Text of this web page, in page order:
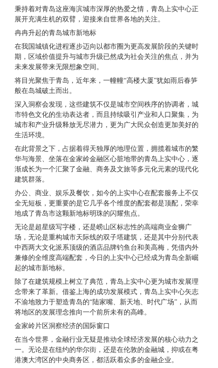
秉持着对青岛这座海滨城市深厚的热爱之情，青岛上实中心正
展开充满生机的双臂，迎接来自世界各地的关注。
冉冉升起的青岛城市新地标
在我国城镇化进程逐步迈向以都市圈为更高发展阶段的关键时
期，区域价值提升与城市升级已然成为社会关注的焦点，并为
未来发展带来无限想象空间。
将目光聚焦于青岛，近年来，一幢幢“高楼大厦”犹如雨后春笋
般在岛城破土而出。
深入洞察会发现，这些建筑不仅是城市空间秩序的协调者，城
市特色文化的生动表达者，而且持续吸引产业和人口聚集，为
城市和产业升级释放无尽潜力，更为广大民众创造更加美好的
生活环境。
在此背景之下，占据着得天独厚的地理位置，拥揽着城市的繁
华与海景、坐落在金家岭金融区心脏地带的青岛上实中心，逐
渐成长为一个汇聚了金融、商务及文旅等多元化元素的现代化
建筑群落。
办公、商业、娱乐及餐饮，如今的上实中心在配套服务上不仅
全无短板，更重要的是它几乎各个维度的配套都是顶配，荣幸
地成了青岛市这颗新地标明珠的闪耀焦点。
无论是超星级写字楼，还是崂山区标志性的高端商业金狮广
场，无论是重构城市天际线的双子塔建筑，还是其中分别代表
中西两大文化派系顶级的酒店品牌钓鱼台和美高梅，凭借内外
兼修的全维度高端配套，今日的上实中心已经成为青岛全新崛
起的城市新地标。
除了在建筑规模上树立了典范，青岛上实中心更为城市发展理
念带来了革新。借鉴上海的成功发展模式，青岛上实中心矢志
不渝地致力于塑造青岛的“陆家嘴、新天地、时代广场”，从而
将地区的发展理念推向一个前所未有的高峰。
金家岭片区洞察经济的国际窗口
在当今世界，金融行业无疑是推动全球经济发展的核心动力之
一。无论是在纽约的华尔街，还是在伦敦的金融城，抑或在粤
港澳大湾区的中央商务区，都活跃着众多的金融企业。